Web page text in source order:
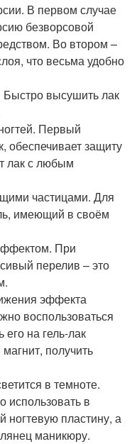
В первом случае
безворсовой
Во втором –
что весьма удобно
высушить лак
Первый
обеспечивает защиту
лак с любым
частицами. Для
имеющий в своём
При
перелив – это
эффекта
воспользоваться
на гель-лак
получить
в темноте.
использовать в
пластину, а
маникюру.